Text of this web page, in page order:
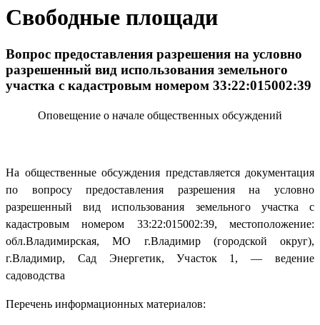
Свободные площади
Вопрос предоставления разрешения на условно
разрешенный вид использования земельного
участка с кадастровым номером 33:22:015002:39
Оповещение о начале общественных обсуждений
На общественные обсуждения представляется документация
по вопросу предоставления разрешения на условно
разрешенный вид использования земельного участка с
кадастровым номером 33:22:015002:39, местоположение:
обл.Владимирская, МО г.Владимир (городской округ),
г.Владимир, Сад Энергетик, Участок 1, — ведение
садоводства
Перечень информационных материалов: